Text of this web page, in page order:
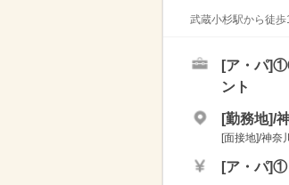
武蔵小杉駅から徒歩
[ア・パ]
ント
[勤務地]/
[面接地]/神奈
[ア・パ]①